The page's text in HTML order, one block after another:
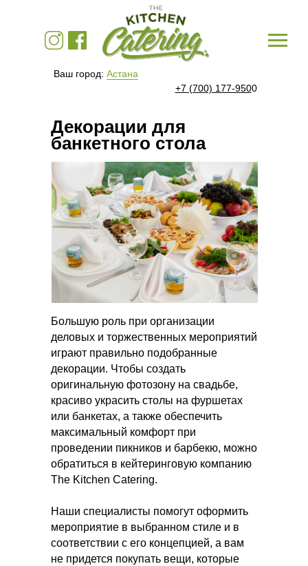
Ваш город: Астана
+7 (700) 177-9500
Декорации для
банкетного стола
Большую роль при организации
деловых и торжественных мероприятий
играют правильно подобранные
декорации. Чтобы создать
оригинальную фотозону на свадьбе,
красиво украсить столы на фуршетах
или банкетах, а также обеспечить
максимальный комфорт при
проведении пикников и барбекю, можно
обратиться в кейтеринговую компанию
The Kitchen Catering.
Наши специалисты помогут оформить
мероприятие в выбранном стиле и в
соответствии с его концепцией, а вам
не придется покупать вещи, которые